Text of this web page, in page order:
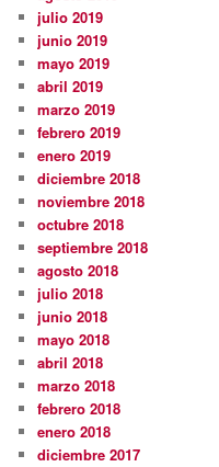
julio 2019
junio 2019
mayo 2019
abril 2019
marzo 2019
febrero 2019
enero 2019
diciembre 2018
noviembre 2018
octubre 2018
septiembre 2018
agosto 2018
julio 2018
junio 2018
mayo 2018
abril 2018
marzo 2018
febrero 2018
enero 2018
diciembre 2017